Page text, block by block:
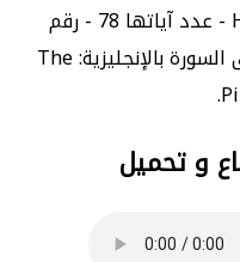
| سورة الحج | Hajj - عدد آياتها 78 - رقم
السورة في المصحف: 22 - معنى السورة بالإنجليزية: The
و تحميل